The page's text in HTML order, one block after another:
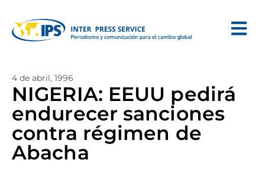
4 de abril, 1996
NIGERIA: EEUU pedirá
endurecer sanciones
contra régimen de
Abacha